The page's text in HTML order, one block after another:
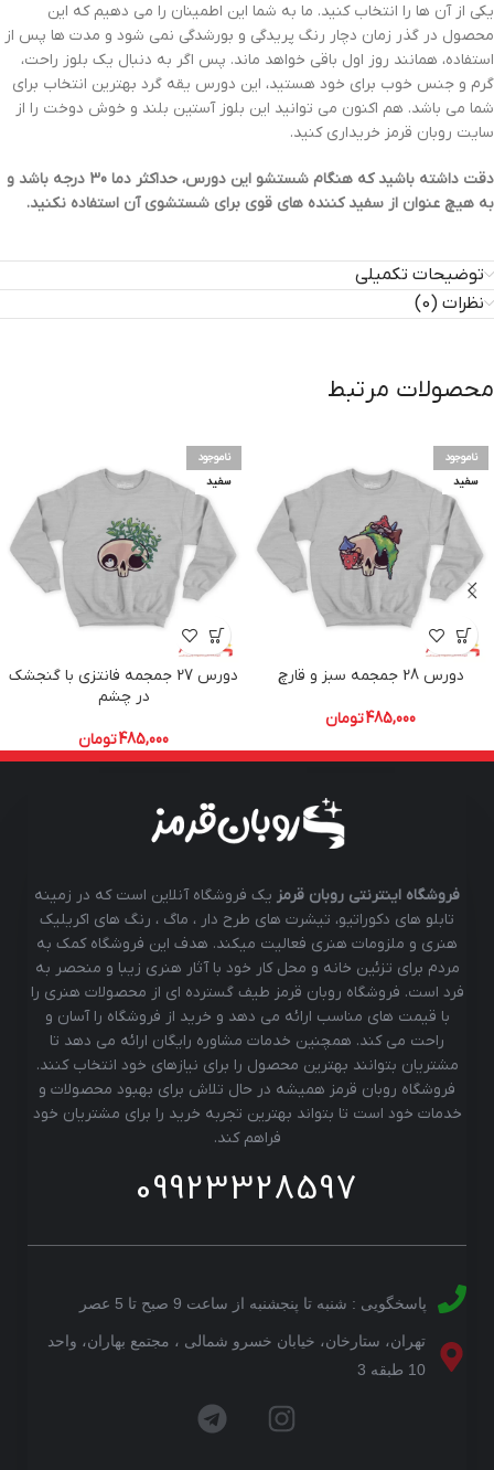
یکی از آن ها را انتخاب کنید. ما به شما این اطمینان را می دهیم که این
محصول در گذر زمان دچار رنگ پریدگی و بورشدگی نمی شود و مدت ها پس از
استفاده، همانند روز اول باقی خواهد ماند. پس اگر به دنبال یک بلوز راحت،
گرم و جنس خوب برای خود هستید، این دورس یقه گرد بهترین انتخاب برای
شما می باشد. هم اکنون می توانید این بلوز آستین بلند و خوش دوخت را از
سایت روبان قرمز خریداری کنید.
دقت داشته باشید که هنگام شستشو این دورس، حداکثر دما 30 درجه باشد و
به هیچ عنوان از سفید کننده های قوی برای شستشوی آن استفاده نکنید.
توضیحات تکمیلی
نظرات (0)
محصولات مرتبط
ناموجود
سفید
دورس 28 جمجمه سبز و قارچ
485,000تومان
ناموجود
سفید
دورس 27 جمجمه فانتزی با گنجشک
در چشم
485,000تومان
فروشگاه اینترنتی روبان قرمز یک فروشگاه آنلاین است که در زمینه
تابلو های دکوراتیو، تیشرت های طرح دار ، ماگ ، رنگ های اکریلیک
هنری و ملزومات هنری فعالیت میکند. هدف این فروشگاه کمک به
مردم برای تزئین خانه و محل کار خود با آثار هنری زیبا و منحصر به
فرد است. فروشگاه روبان قرمز طیف گسترده ای از محصولات هنری را
با قیمت های مناسب ارائه می دهد و خرید از فروشگاه را آسان و
راحت می کند. همچنین خدمات مشاوره رایگان ارائه می دهد تا
مشتریان بتوانند بهترین محصول را برای نیازهای خود انتخاب کنند.
فروشگاه روبان قرمز همیشه در حال تلاش برای بهبود محصولات و
خدمات خود است تا بتواند بهترین تجربه خرید را برای مشتریان خود
فراهم کند.
09923328597
پاسخگویی : شنبه تا پنجشنبه از ساعت 9 صبح تا 5 عصر
تهران، ستارخان، خیابان خسرو شمالی ، مجتمع بهاران، واحد
10 طبقه 3